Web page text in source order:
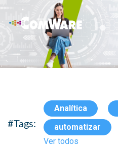
#Tags:
Analítica
automatizar
Ver todos